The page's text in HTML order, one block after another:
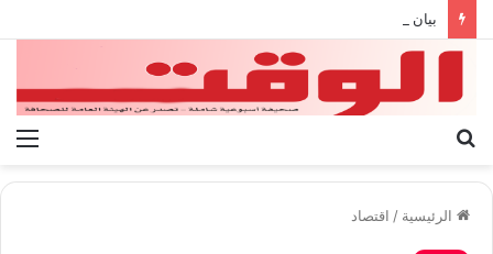
بيان الإتحاد الوطنى العام لعمال ليبيا
الرئيسية / اقتصاد